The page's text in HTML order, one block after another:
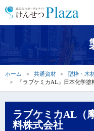
ホーム 共通資材 型枠・木
『ラブケミカAL』日本化学塗
ラブケミカAL（
料株式会社